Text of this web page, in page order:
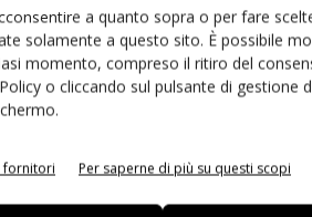
a quanto sopra o per fare
solamente a questo sito. È possibile
momento, compreso il ritiro del
o cliccando sul pulsante di gestione
fornitori Per saperne di più su questi scopi
di capacità tra le zone che si
delle valli. La misura della
segnale che viene “riflesso” verso il
cui la possibilità di ricoprire il sensore
utilizzato per l'elaborazione
le “minuzie” e gli altri punti